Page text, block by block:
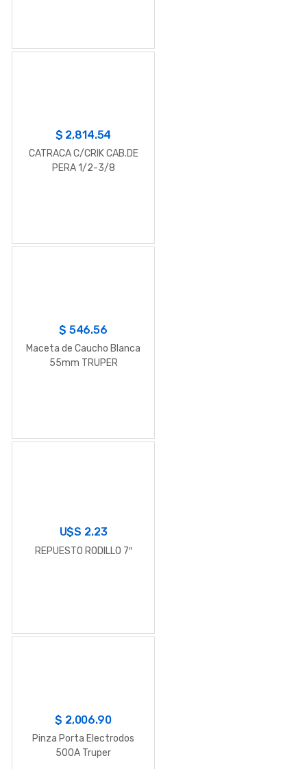
$ 2,814.54
CATRACA C/CRIK CAB.DE
PERA 1/2-3/8
$ 546.56
Maceta de Caucho Blanca
55mm TRUPER
U$S 2.23
REPUESTO RODILLO 7″
$ 2,006.90
Pinza Porta Electrodos
500A Truper